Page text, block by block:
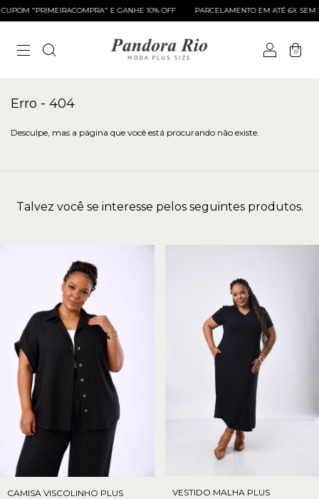
"PRIMEIRACOMPRA" E GANHE 10% OFF PARCELAMENTO EM ATÉ 6X SEM
0
Erro - 404
Desculpe, mas a página que você está procurando não existe.
Talvez você se interesse pelos seguintes produtos.
CAMISA VISCOLINHO PLUS VESTIDO MALHA PLUS